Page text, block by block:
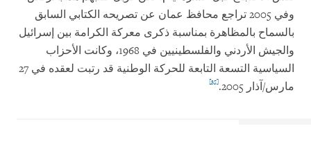
وفي 2005 تراجع محافظ عمان عن تصريحه الكتابي السابق
بالسماح بالمظاهرة بمناسبة ذكرى معركة الكرامة بين إسرائيل
والجيش الأردني والفلسطينيين في 1968، وكانت الأحزاب
السياسية التسعة التابعة للحركة الوطنية قد رتبت لعقده في 27
مارس/آذار 2005.
[35]